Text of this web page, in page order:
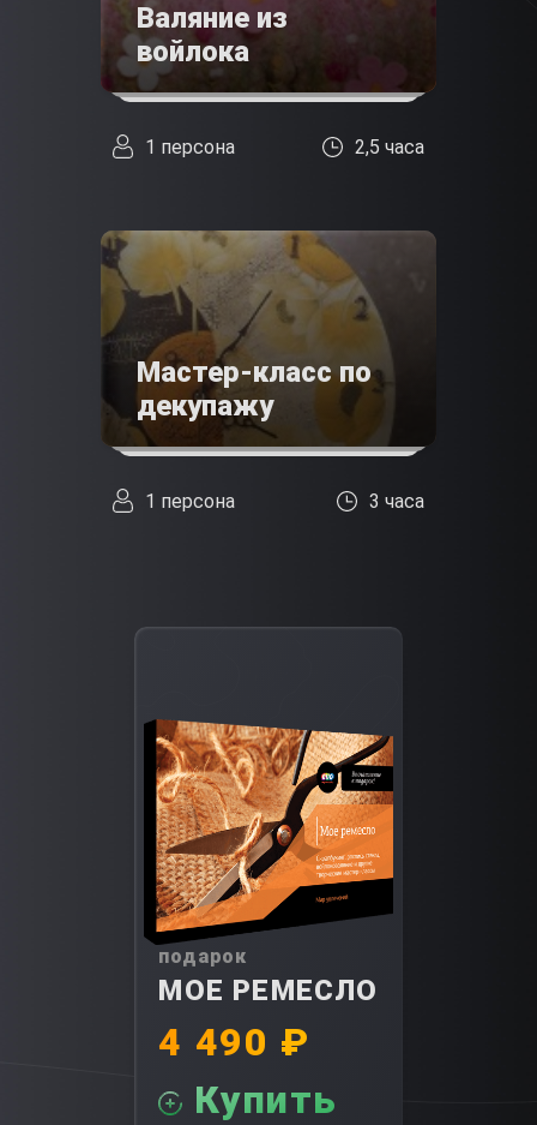
Валяние из
войлока
1 персона 2,5 часа
Мастер-класс по
декупажу
1 персона 3 часа
подарок
МОЕ РЕМЕСЛО
4 490 ₽
Купить